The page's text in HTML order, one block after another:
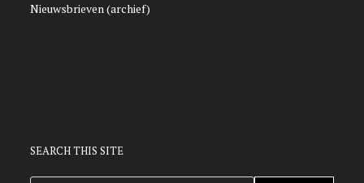
Nieuwsbrieven (archief)
SEARCH THIS SITE